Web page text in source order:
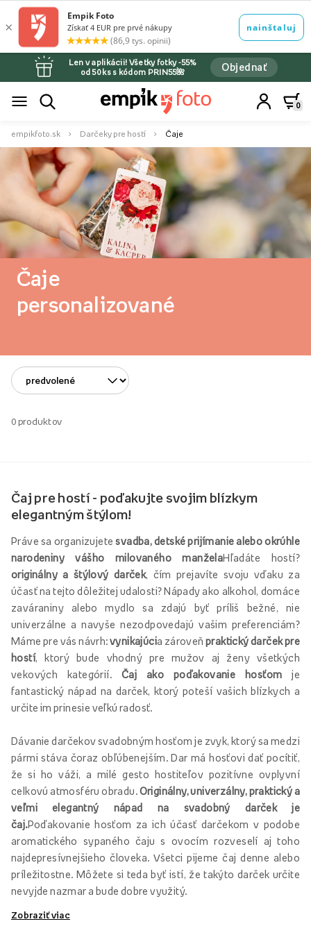
Len v aplikácii! Všetky fotky -55%
od 50 ks s kódom PRIN55🌺
Objednať
0
empikfoto.sk Darčeky pre hostí Čaje
Čaje
personalizované
0 produktov
Čaj pre hostí - poďakujte svojim blízkym
elegantným štýlom!
Práve sa organizujetesvadba, detské prijímanie alebo okrúhle
narodeniny vášho milovaného manželaHľadáte hostí?
originálny a štýlový darček, čím prejavíte svoju vďaku za
účasť na tejto dôležitej udalosti? Nápady ako alkohol, domáce
zaváraniny alebo mydlo sa zdajú byť príliš bežné, nie
univerzálne a navyše nezodpovedajú vašim preferenciám?
Máme pre vás návrh: vynikajúcia zároveň praktický darček pre
hostí, ktorý bude vhodný pre mužov aj ženy všetkých
vekových kategórií. Čaj ako poďakovanie hosťom je
fantastický nápad na darček, ktorý poteší vašich blízkych a
určite im prinesie veľkú radosť.
Dávanie darčekov svadobným hosťom je zvyk, ktorý sa medzi
pármi stáva čoraz obľúbenejším. Dar má hosťovi dať pocítiť,
že si ho váži, a milé gesto hostiteľov pozitívne ovplyvní
celkovú atmosféru obradu. Originálny, univerzálny, praktický a
veľmi elegantný nápad na svadobný darček je
čaj.Poďakovanie hosťom za ich účasť darčekom v podobe
aromatického sypaného čaju s ovocím rozveselí aj toho
najdepresívnejšieho človeka. Všetci pijeme čaj denne alebo
príležitostne. Môžete si teda byť istí, že takýto darček určite
nevyjde nazmar a bude dobre využitý.
Zobraziť viac